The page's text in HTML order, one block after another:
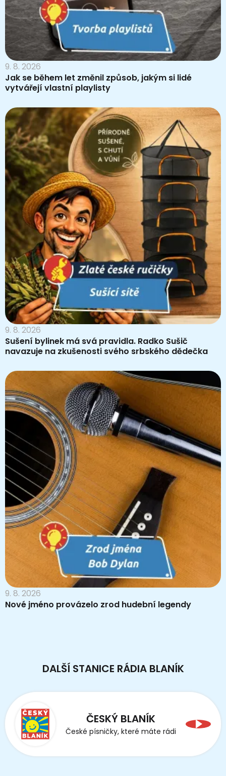
9. 8. 2026
Jak se během let změnil způsob, jakým si lidé
vytvářejí vlastní playlisty
9. 8. 2026
Sušení bylinek má svá pravidla. Radko Sušič
navazuje na zkušenosti svého srbského dědečka
9. 8. 2026
Nové jméno provázelo zrod hudební legendy
DALŠÍ STANICE RÁDIA BLANÍK
ČESKÝ BLANÍK
České písničky, které máte rádi